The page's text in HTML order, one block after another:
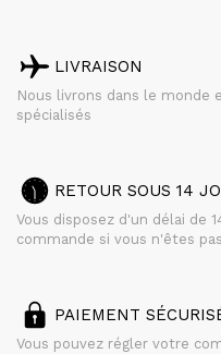
LIVRAISON
Nous livrons dans le monde
spécialisés
RETOUR SOUS 14
Vous disposez d'un délai de
commande si vous n'êtes
PAIEMENT
Vous pouvez régler votre